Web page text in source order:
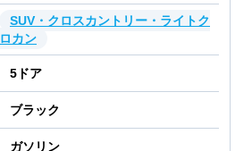
SUV・クロスカントリー・ライトク
ロカン
5 ドア
ブラック
ガソリン